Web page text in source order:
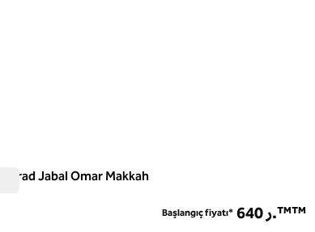
Conrad Jabal Omar Makkah
Başlangıç fiyatı* 640 ر.™™